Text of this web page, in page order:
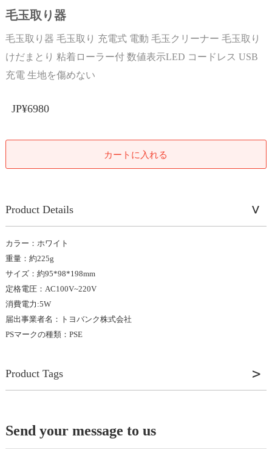
毛玉取り器
毛玉取り器 毛玉取り 充電式 電動 毛玉クリーナー 毛玉取り
けだまとり 粘着ローラー付 数値表示LED コードレス USB
充電 生地を傷めない
JP¥6980
カートに入れる
Product Details
カラー：ホワイト
重量：約225g
サイズ：約95*98*198mm
定格電圧：AC100V~220V
消費電力:5W
届出事業者名：トヨバンク株式会社
PSマークの種類：PSE
Product Tags
Send your message to us